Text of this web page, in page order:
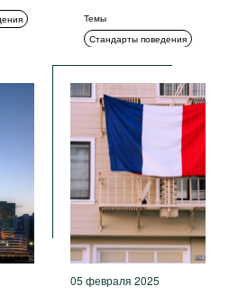
Темы
Стандарты поведения
05 февраля 2025